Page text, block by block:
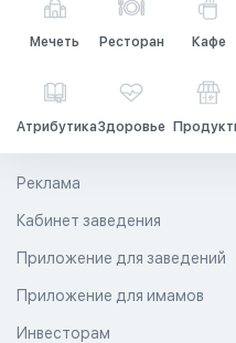
Мечеть Ресторан Кафе
АтрибутикаЗдоровье
Реклама
Кабинет заведения
Приложение для заведений
Приложение для имамов
Инвесторам